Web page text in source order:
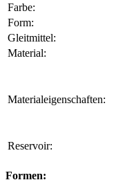
Farbe:
Form:
Gleitmittel:
Material:
Materialeigenschaften:
Reservoir:
Formen: